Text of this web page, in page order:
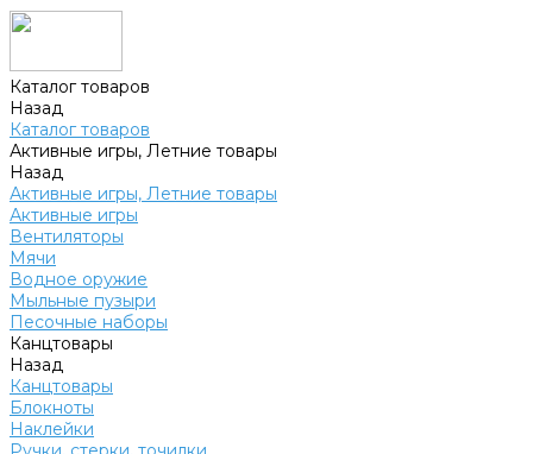
Каталог товаров
Назад
Каталог товаров
Активные игры, Летние товары
Назад
Активные игры, Летние товары
Активные игры
Вентиляторы
Мячи
Водное оружие
Мыльные пузыри
Песочные наборы
Канцтовары
Назад
Канцтовары
Блокноты
Наклейки